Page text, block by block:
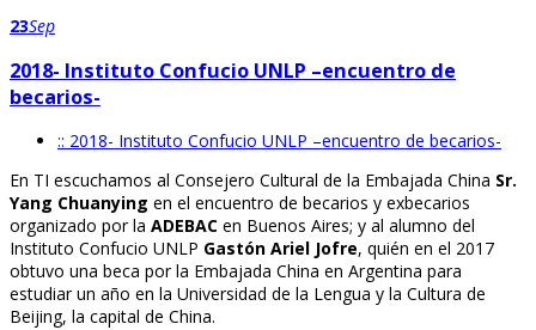
23Sep
2018- Instituto Confucio UNLP –encuentro de
becarios-
:: 2018- Instituto Confucio UNLP –encuentro de becarios-
En TI escuchamos al Consejero Cultural de la Embajada China Sr.
Yang Chuanying en el encuentro de becarios y exbecarios
organizado por la ADEBAC en Buenos Aires; y al alumno del
Instituto Confucio UNLP Gastón Ariel Jofre, quién en el 2017
obtuvo una beca por la Embajada China en Argentina para
estudiar un año en la Universidad de la Lengua y la Cultura de
Beijing, la capital de China.